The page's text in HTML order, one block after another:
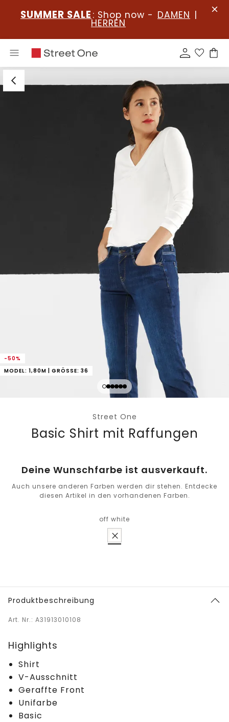
SUMMER SALE : Shop now - DAMEN |
HERREN
-50%
MODEL: 1,80M | GRÖSSE: 36
Street One
Basic Shirt mit Raffungen
Deine Wunschfarbe ist ausverkauft.
Auch unsere anderen Farben werden dir stehen. Entdecke
diesen Artikel in den vorhandenen Farben.
off white
Produktbeschreibung
Art. Nr.: A31913010108
Highlights
Shirt
V-Ausschnitt
Geraffte Front
Unifarbe
Basic